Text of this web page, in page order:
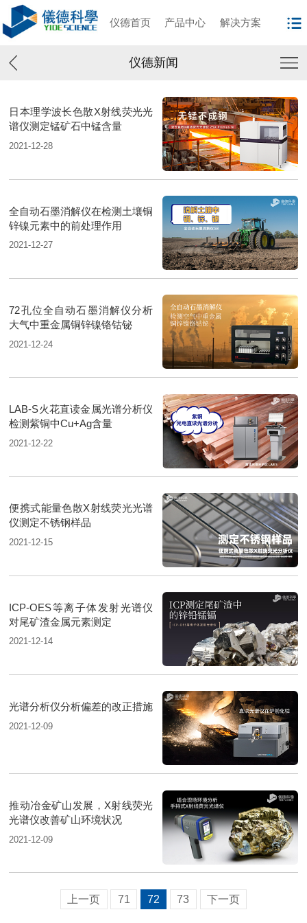
仪德首页 产品中心 解决方案
仪德新闻
日本理学波长色散X射线荧光光
谱仪测定锰矿石中锰含量
2021-12-28
全自动石墨消解仪在检测土壤铜
锌镍元素中的前处理作用
2021-12-27
72孔位全自动石墨消解仪分析
大气中重金属铜锌镍铬钴铋
2021-12-24
LAB-S火花直读金属光谱分析仪
检测紫铜中Cu+Ag含量
2021-12-22
便携式能量色散X射线荧光光谱
仪测定不锈钢样品
2021-12-15
ICP-OES等离子体发射光谱仪
对尾矿渣金属元素测定
2021-12-14
光谱分析仪分析偏差的改正措施
2021-12-09
推动冶金矿山发展，X射线荧光
光谱仪改善矿山环境状况
2021-12-09
上一页 71 72 73 下一页